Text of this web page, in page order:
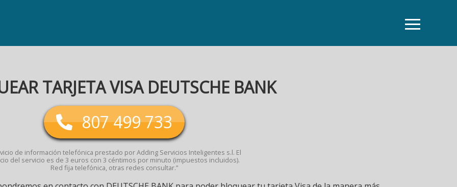
TARJETA VISA DEUTSCHE BANK
807 499 733
de información telefónica prestado por Adding Servicios Inteligentes s.l. El
del servicio es de 3 euros con 3 céntimos por minuto (impuestos incluidos).
Red fija telefónica, otras redes consultar.”